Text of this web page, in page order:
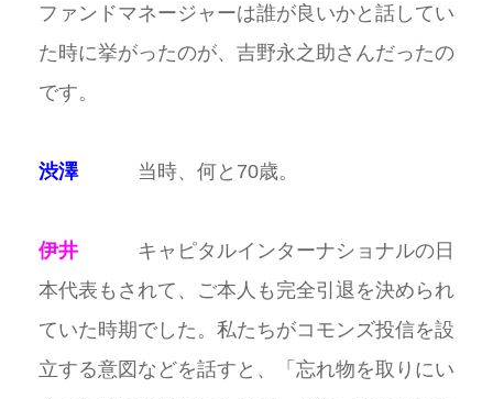
ファンドマネージャーは誰が良いかと話してい
た時に挙がったのが、吉野永之助さんだったの
です。
渋澤当時、何と70歳。
伊井 キャピタルインターナショナルの日
本代表もされて、ご本人も完全引退を決められ
ていた時期でした。私たちがコモンズ投信を設
立する意図などを話すと、「忘れ物を取りにい